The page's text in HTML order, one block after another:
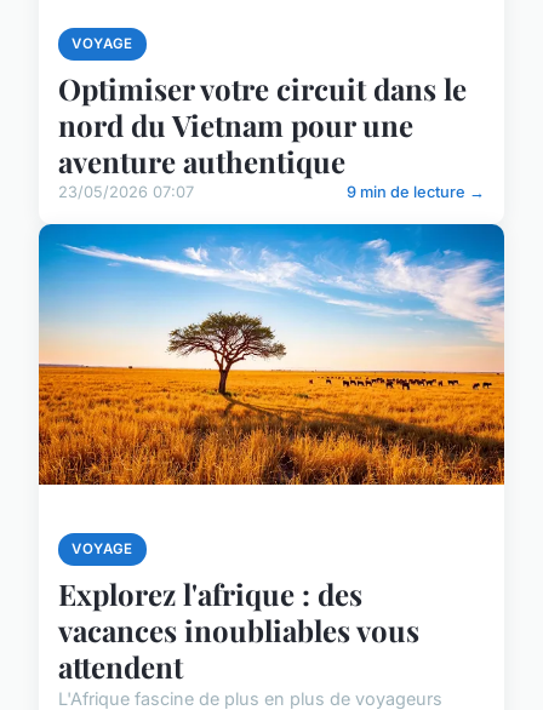
VOYAGE
Optimiser votre circuit dans le
nord du Vietnam pour une
aventure authentique
23/05/2026 07:07 9 min de lecture →
VOYAGE
Explorez l'afrique : des
vacances inoubliables vous
attendent
L'Afrique fascine de plus en plus de voyageurs